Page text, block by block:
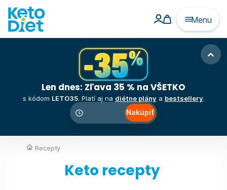
Menu
Len dnes: Zľava 35 % na VŠETKO
s kódom LETO35. Platí aj na diétne plány a bestsellery.
Nakúpiť
Recepty
Keto recepty